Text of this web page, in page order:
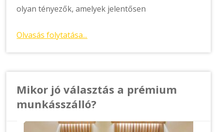
olyan tényezők, amelyek jelentősen
Olvasás folytatása...
Mikor jó választás a prémium
munkásszálló?